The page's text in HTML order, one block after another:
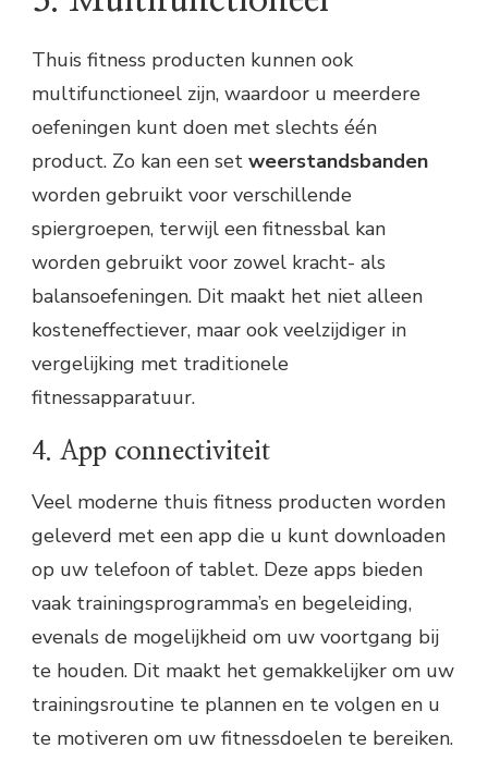
Thuis fitness producten kunnen ook
multifunctioneel zijn, waardoor u meerdere
oefeningen kunt doen met slechts één
product. Zo kan een set weerstandsbanden
worden gebruikt voor verschillende
spiergroepen, terwijl een fitnessbal kan
worden gebruikt voor zowel kracht- als
balansoefeningen. Dit maakt het niet alleen
kosteneffectiever, maar ook veelzijdiger in
vergelijking met traditionele
fitnessapparatuur.
4. App connectiviteit
Veel moderne thuis fitness producten worden
geleverd met een app die u kunt downloaden
op uw telefoon of tablet. Deze apps bieden
vaak trainingsprogramma’s en begeleiding,
evenals de mogelijkheid om uw voortgang bij
te houden. Dit maakt het gemakkelijker om uw
trainingsroutine te plannen en te volgen en u
te motiveren om uw fitnessdoelen te bereiken.